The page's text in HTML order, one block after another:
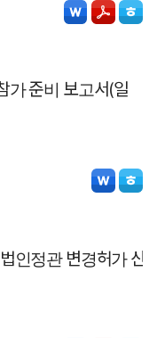
가 준비 보고서(일
인정관 변경허가 신